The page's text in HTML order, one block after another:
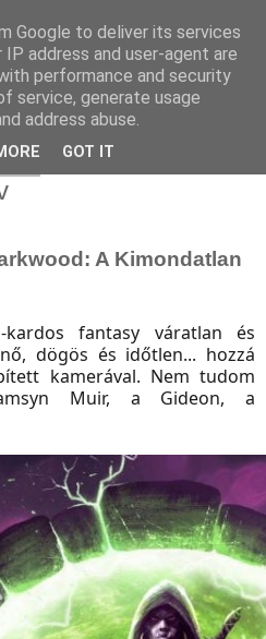
A Kimondatlan
kardos fantasy váratlan és
dögös és időtlen... hozzá
kamerával. Nem tudom
Muir, a Gideon, a
Google to deliver its services
address and user-agent are
performance and security
service, generate usage
address abuse.
GOT IT